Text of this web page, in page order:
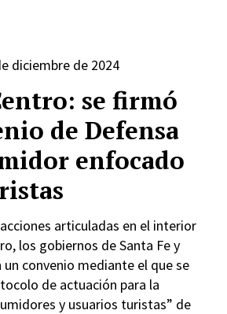
se firmó
de Defensa
enfocado
articuladas en el interior
los gobiernos de Santa Fe y
convenio mediante el que se
de actuación para la
y usuarios turistas” de
diciembre de 2024